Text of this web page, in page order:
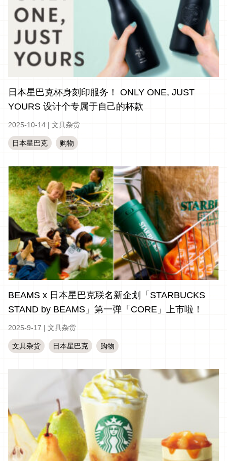
日本星巴克杯身刻印服务！ ONLY ONE, JUST
YOURS 设计个专属于自己的杯款
2025-10-14 | 文具杂货
日本星巴克 购物
BEAMS x 日本星巴克联名新企划「STARBUCKS
STAND by BEAMS」第一弹「CORE」上市啦！
2025-9-17 | 文具杂货
文具杂货 日本星巴克 购物